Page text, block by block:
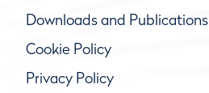
Downloads and Publications
Cookie Policy
Privacy Policy